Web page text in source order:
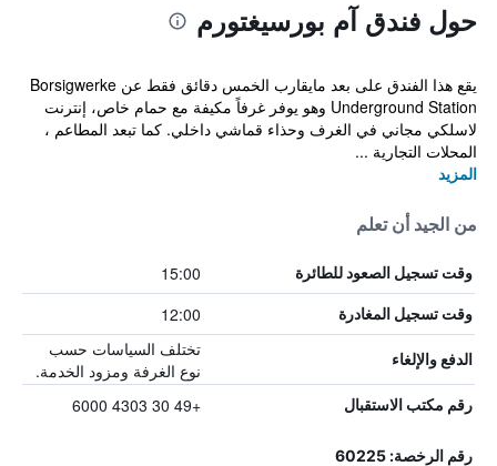
حول فندق آم بورسيغتورم
يقع هذا الفندق على بعد مايقارب الخمس دقائق فقط عن Borsigwerke
Underground Station وهو يوفر غرفاً مكيفة مع حمام خاص، إنترنت
لاسلكي مجاني في الغرف وحذاء قماشي داخلي. كما تبعد المطاعم ،
المحلات التجارية ...
المزيد
من الجيد أن تعلم
وقت تسجيل الصعود للطائرة 15:00
وقت تسجيل المغادرة 12:00
الدفع والإلغاء
تختلف السياسات حسب
نوع الغرفة ومزود الخدمة.
رقم مكتب الاستقبال +49 30 4303 6000
رقم الرخصة: 60225